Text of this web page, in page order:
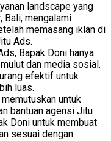
landscape yang
Bali, mengalami
memasang iklan di
Ads.
Bapak Doni hanya
dan media sosial.
efektif untuk
luas.
memutuskan untuk
bantuan agensi Jitu
Doni untuk membuat
sesuai dengan